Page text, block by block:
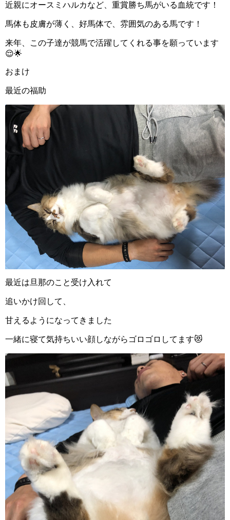
近親にオースミハルカなど、重賞勝ち馬がいる血統です！
馬体も皮膚が薄く、好馬体で、雰囲気のある馬です！
来年、この子達が競馬で活躍してくれる事を願っています
😌🌟
おまけ
最近の福助
最近は旦那のこと受け入れて
追いかけ回して、
甘えるようになってきました
一緒に寝て気持ちいい顔しながらゴロゴロしてます😻